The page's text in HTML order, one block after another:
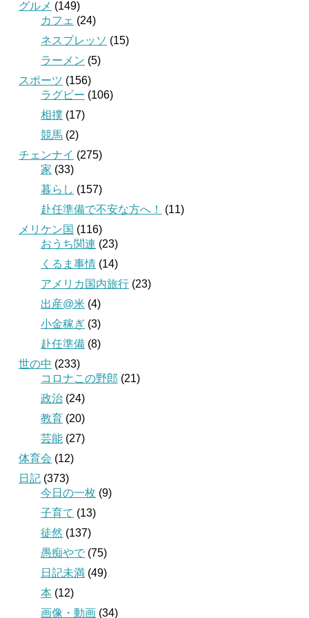
グルメ (149)
カフェ (24)
ネスプレッソ (15)
ラーメン (5)
スポーツ (156)
ラグビー (106)
相撲 (17)
競馬 (2)
チェンナイ (275)
家 (33)
暮らし (157)
赴任準備で不安な方へ！
(11)
メリケン国 (116)
おうち関連 (23)
くるま事情 (14)
アメリカ国内旅行 (23)
出産@米 (4)
小金稼ぎ (3)
赴任準備 (8)
世の中 (233)
コロナこの野郎 (21)
政治 (24)
教育 (20)
芸能 (27)
体育会 (12)
日記 (373)
今日の一枚 (9)
子育て (13)
徒然 (137)
愚痴やで (75)
日記未満 (49)
本 (12)
画像・動画 (34)